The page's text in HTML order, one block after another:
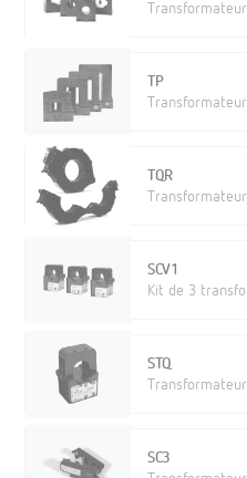
TP
TQR
SCV1
Kit de 3
STQ
SC3